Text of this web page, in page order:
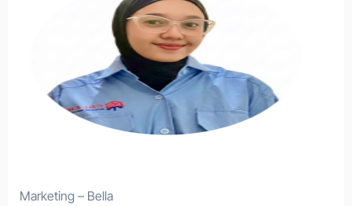
Marketing – Bella